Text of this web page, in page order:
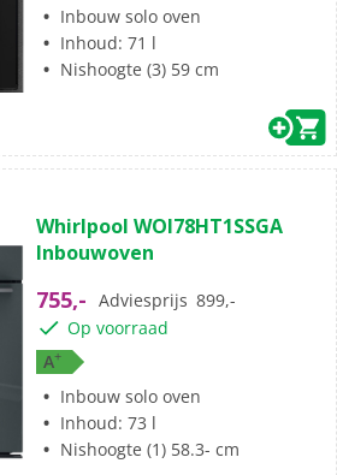
Inbouw solo oven
Inhoud: 71 l
Nishoogte (3) 59 cm
van
de
sterren.
Whirlpool WOI78HT1SSGA
Inbouwoven
755,- Adviesprijs 899,-
Op voorraad
A+
Inbouw solo oven
Inhoud: 73 l
Nishoogte (1) 58.3- cm